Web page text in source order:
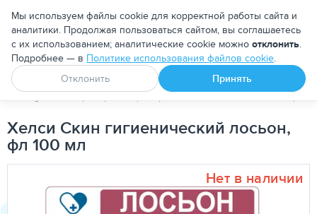
Москва
Апоквел Ветмедин От блох и клещей
PetDog Ветеринарные препараты Уход за кожей и
Хелси Скин гигиенический лосьон,
фл 100 мл
Нет в наличии
Мы используем файлы cookie для корректной работы сайта и
аналитики. Продолжая пользоваться сайтом, вы соглашаетесь
с их использованием; аналитические cookie можно отклонить.
Подробнее — в Политике использования файлов cookie.
Отклонить
Принять